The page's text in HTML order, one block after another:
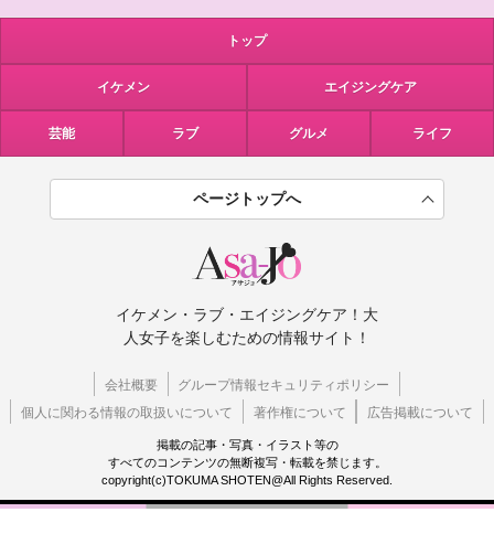
トップ
イケメン エイジングケア
芸能 ラブ グルメ ライフ
ページトップへ
イケメン・ラブ・エイジングケア！大
人女子を楽しむための情報サイト！
会社概要
グループ情報セキュリティポリシー
個人に関わる情報の取扱いについて
著作権について 広告掲載について
掲載の記事・写真・イラスト等の
すべてのコンテンツの無断複写・転載を禁じます。
copyright(c)TOKUMA SHOTEN@All Rights Reserved.